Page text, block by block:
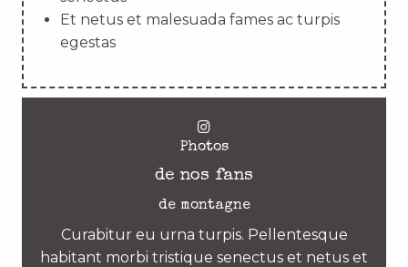
Et netus et malesuada fames ac turpis
egestas
Photos
de nos fans
de montagne
Curabitur eu urna turpis. Pellentesque
habitant morbi tristique senectus et netus et